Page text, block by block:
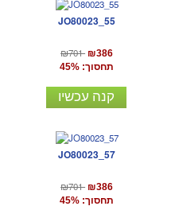
JO80023_55
₪701 ₪386
תחסוך: 45%
קנה עכשיו
JO80023_57
₪701 ₪386
תחסוך: 45%